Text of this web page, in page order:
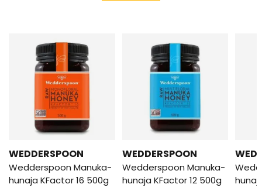
WEDDERSPOON
Wedderspoon Manuka-
hunaja KFactor 16 500g
WEDDERSPOON
Wedderspoon Manuka-
hunaja KFactor 12 500g